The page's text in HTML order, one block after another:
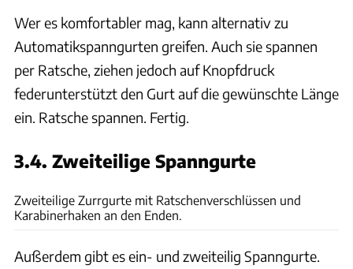
Wer es komfortabler mag, kann alternativ zu
Automatikspanngurten greifen. Auch sie spannen
per Ratsche, ziehen jedoch auf Knopfdruck
federunterstützt den Gurt auf die gewünschte Länge
ein. Ratsche spannen. Fertig.
3.4. Zweiteilige Spanngurte
Zweiteilige Zurrgurte mit Ratschenverschlüssen und
Karabinerhaken an den Enden.
Außerdem gibt es ein- und zweiteilig Spanngurte.